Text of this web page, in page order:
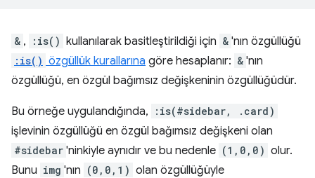
& , :is() kullanılarak basitleştirildiği için & 'nın özgüllüğü
:is() özgüllük kurallarına göre hesaplanır: & 'nın
özgüllüğü, en özgül bağımsız değişkeninin özgüllüğüdür.
Bu örneğe uygulandığında, :is(#sidebar, .card)
işlevinin özgüllüğü en özgül bağımsız değişkeni olan
#sidebar 'ninkiyle aynıdır ve bu nedenle (1,0,0) olur.
Bunu img 'nın (0,0,1) olan özgüllüğüyle